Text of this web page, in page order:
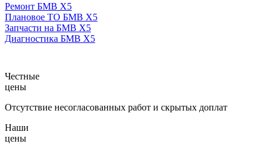
Ремонт БМВ Х5
Плановое ТО БМВ Х5
Запчасти на БМВ Х5
Диагностика БМВ Х5
Честные
цены
Отсутствие несогласованных работ и скрытых доплат
Наши
цены